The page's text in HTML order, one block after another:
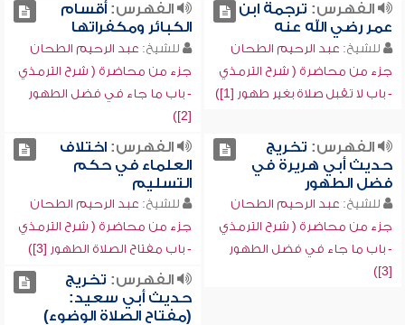
الفهرس: ترجمة ابن
عمر رضي الله عنه
للشيخ: عبد الرحيم الطحان
جزء من محاضرة ( شرح الترمذي
- باب لا تقبل صلاة بغير طهور [1])
الفهرس:أقسام
الكبائر ومكفراتها
للشيخ: عبد الرحيم الطحان
جزء من محاضرة ( شرح الترمذي
- باب ما جاء في فضل الطهور
[2])
الفهرس: تخريج
حديث أبي هريرة في
فضل الطهور
للشيخ: عبد الرحيم الطحان
جزء من محاضرة ( شرح الترمذي
- باب ما جاء في فضل الطهور
[3])
الفهرس:اختلاف
العلماء في حكم
التسليم
للشيخ: عبد الرحيم الطحان
جزء من محاضرة ( شرح الترمذي
- باب مفتاح الصلاة الطهور [3])
الفهرس: تخريج
حديث أبي سعيد:
(مفتاح الصلاة الوضوء)